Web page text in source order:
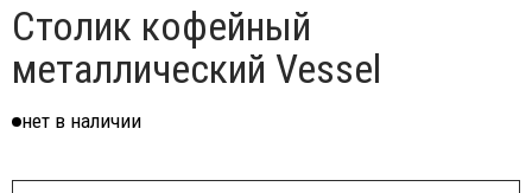
Столик кофейный
металлический Vessel
нет в наличии